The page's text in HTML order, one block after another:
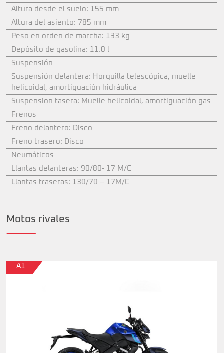
Altura desde el suelo: 155 mm
Altura del asiento: 785 mm
Peso en orden de marcha: 133 kg
Depósito de gasolina: 11.0 l
Suspensión
Suspensión delantera: Horquilla telescópica, muelle
helicoidal, amortiguación hidráulica
Suspension tasera: Muelle helicoidal, amortiguación gas
Frenos
Freno delantero: Disco
Freno trasero: Disco
Neumáticos
Llantas delanteras: 90/80- 17 M/C
Llantas traseras: 130/70 – 17M/C
Motos rivales
A1